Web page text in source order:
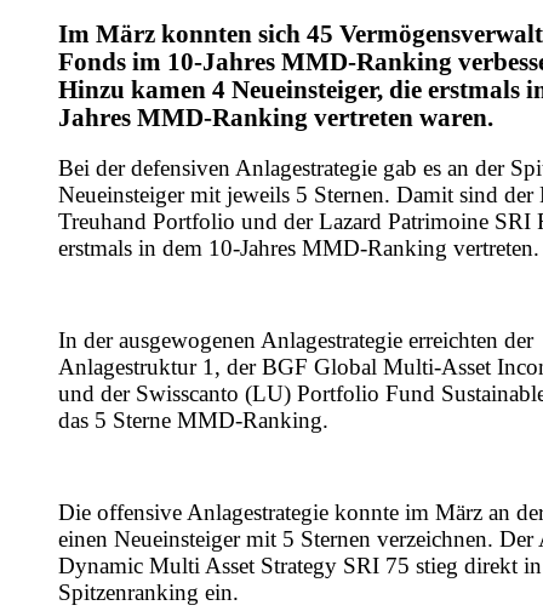
Im März konnten sich 45
Fonds im 10-Jahres MMD-Ranking
Hinzu kamen 4 Neueinsteiger, die erstmals
Jahres MMD-Ranking vertreten waren.
Bei der defensiven Anlagestrategie gab es an der
Neueinsteiger mit jeweils 5 Sternen. Damit sind
Treuhand Portfolio und der Lazard Patrimoine SRI
erstmals in dem 10-Jahres MMD-Ranking vertreten.
In der ausgewogenen Anlagestrategie erreichten der
Anlagestruktur 1, der BGF Global Multi-Asset
und der Swisscanto (LU) Portfolio Fund
das 5 Sterne MMD-Ranking.
Die offensive Anlagestrategie konnte im März an
einen Neueinsteiger mit 5 Sternen verzeichnen.
Dynamic Multi Asset Strategy SRI 75 stieg direkt in
Spitzenranking ein.